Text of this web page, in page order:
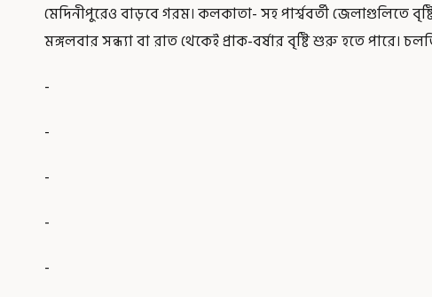
মেদিনীপুরেও বাড়বে গরম। কলকাতা- সহ পার্শ্ববর্তী জেলাগুলিতে
মঙ্গলবার সন্ধ্যা বা রাত থেকেই প্রাক-বর্ষার বৃষ্টি শুরু হতে পারে।
-
-
-
-
-